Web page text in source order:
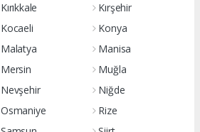
Kırıkkale
Kırşehir
Kocaeli
Konya
Malatya
Manisa
Mersin
Muğla
Nevşehir
Niğde
Osmaniye
Rize